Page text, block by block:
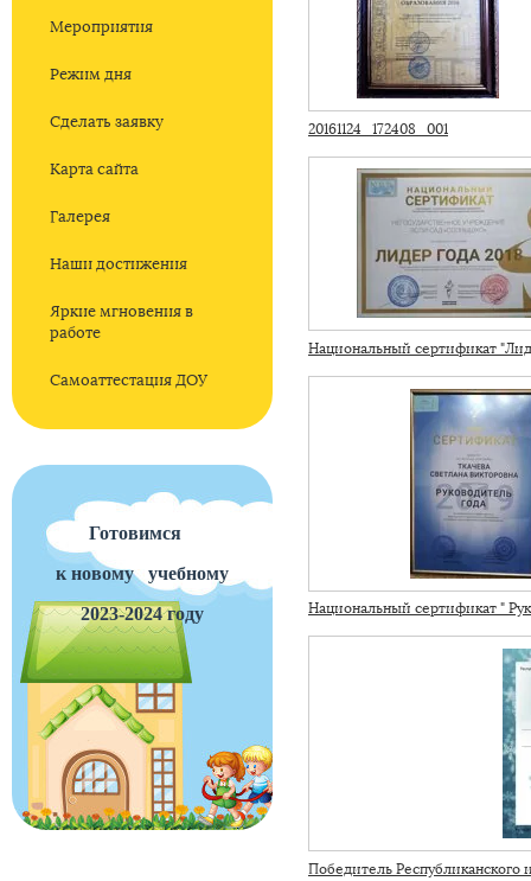
Мероприятия
Режим дня
Сделать заявку
Карта сайта
Галерея
Наши достижения
Яркие мгновения в
работе
Самоаттестация ДОУ
Готовимся
к новому учебному
2023-2024 году
20161124_172408_001
Национальный сертификат
Национальный сертификат "
Победитель Республиканского